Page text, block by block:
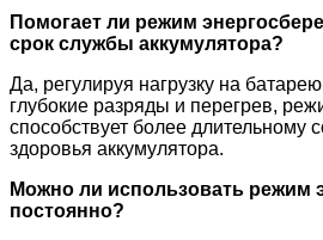
Помогает ли режим
срок службы аккумулятора?
Да, регулируя нагрузку на
глубокие разряды и перегрев,
способствует более длительному
здоровья аккумулятора.
Можно ли использовать режим
постоянно?